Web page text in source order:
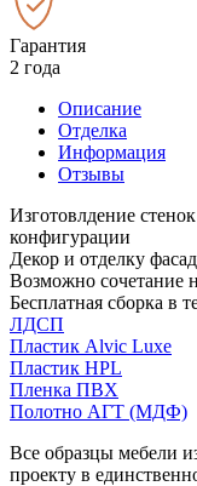
Гарантия
2 года
Описание
Отделка
Информация
Отзывы
Изготовлдение
конфигурации
Декор и отделку
Возможно сочетание
Бесплатная сборка в
ЛДСП
Пластик Alvic Luxe
Пластик HPL
Пленка ПВХ
Полотно АГТ (МДФ)
Все образцы мебели
проекту в